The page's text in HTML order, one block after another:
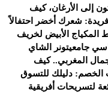
إلى الأرغان، كيف
فريدة: شعرك أخضر احتفالاً
الأبيض لخريف
جامعيتونر الشاي
المغربي.. كيف
الخصم: دليلك للتسوق
لتسريحات أفريقية